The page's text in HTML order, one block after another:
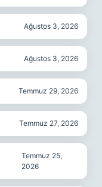
Ağustos 3, 2026
Ağustos 3, 2026
Temmuz 29, 2026
Temmuz 27, 2026
Temmuz 25,
2026